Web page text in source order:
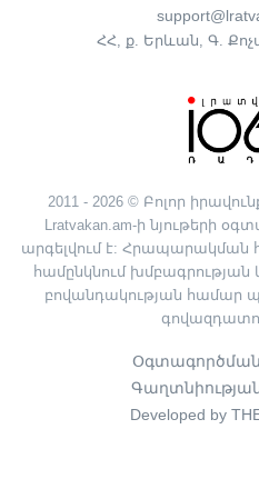
ՀՀ, ք. Երևան, Գ.
2011 - 2026 © Բոլոր
Lratvakan.am-ի նյութերի
արգելվում է: Հրապարակման
համընկնում
բովանդակության համար
Developed by